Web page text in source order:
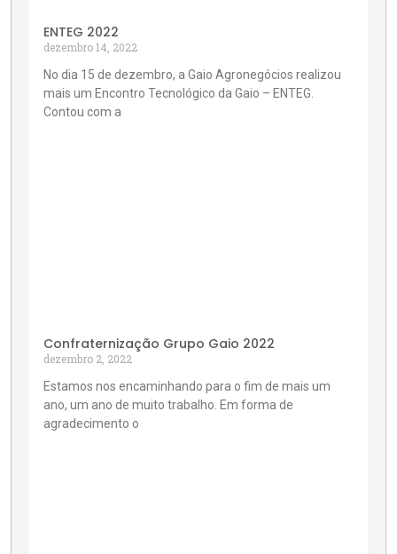
ENTEG 2022
dezembro 14, 2022
No dia 15 de dezembro, a Gaio Agronegócios realizou
mais um Encontro Tecnológico da Gaio – ENTEG.
Contou com a
Confraternização Grupo Gaio 2022
dezembro 2, 2022
Estamos nos encaminhando para o fim de mais um
ano, um ano de muito trabalho. Em forma de
agradecimento o